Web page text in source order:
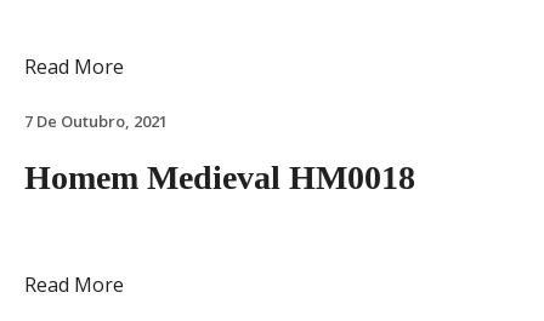
Read More
7 De Outubro, 2021
Homem Medieval HM0018
Read More